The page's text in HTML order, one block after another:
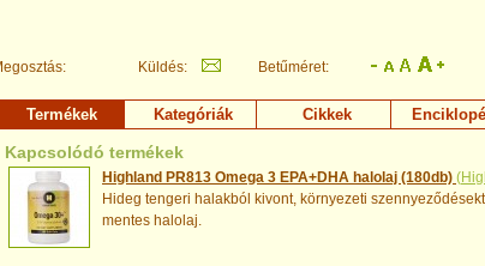
Küldés: Betűméret:
Termékek Kategóriák Cikkek
Kapcsolódó termékek
Highland PR813 Omega 3 EPA+DHA halolaj (180db) (
Hideg tengeri halakból kivont, környezeti
mentes halolaj.